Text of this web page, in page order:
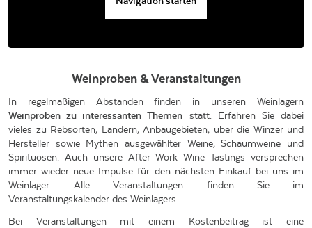
Weinproben & Veranstaltungen
In regelmäßigen Abständen finden in unseren Weinlagern
Weinproben zu interessanten Themen statt. Erfahren Sie dabei
vieles zu Rebsorten, Ländern, Anbaugebieten, über die Winzer und
Hersteller sowie Mythen ausgewählter Weine, Schaumweine und
Spirituosen. Auch unsere After Work Wine Tastings versprechen
immer wieder neue Impulse für den nächsten Einkauf bei uns im
Weinlager. Alle Veranstaltungen finden Sie im
Veranstaltungskalender des Weinlagers.
Bei Veranstaltungen mit einem Kostenbeitrag ist eine